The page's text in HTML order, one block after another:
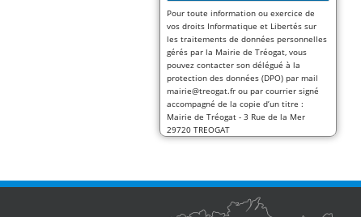
Pour toute information ou exercice de
vos droits Informatique et Libertés sur
les traitements de données personnelles
gérés par la Mairie de Tréogat, vous
pouvez contacter son délégué à la
protection des données (DPO) par mail
mairie@treogat.fr ou par courrier signé
accompagné de la copie d’un titre :
Mairie de Tréogat - 3 Rue de la Mer
29720 TREOGAT